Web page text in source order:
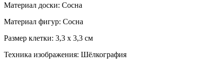
Материал доски: Сосна
Материал фигур: Сосна
Размер клетки: 3,3 x 3,3 см
Техника изображения: Шёлкография